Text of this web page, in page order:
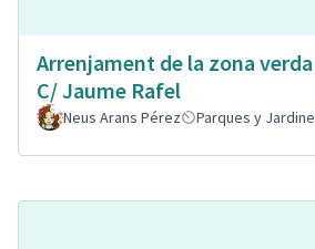
Arrenjament de la zona
C/ Jaume Rafel
Neus Arans Pérez Parques y